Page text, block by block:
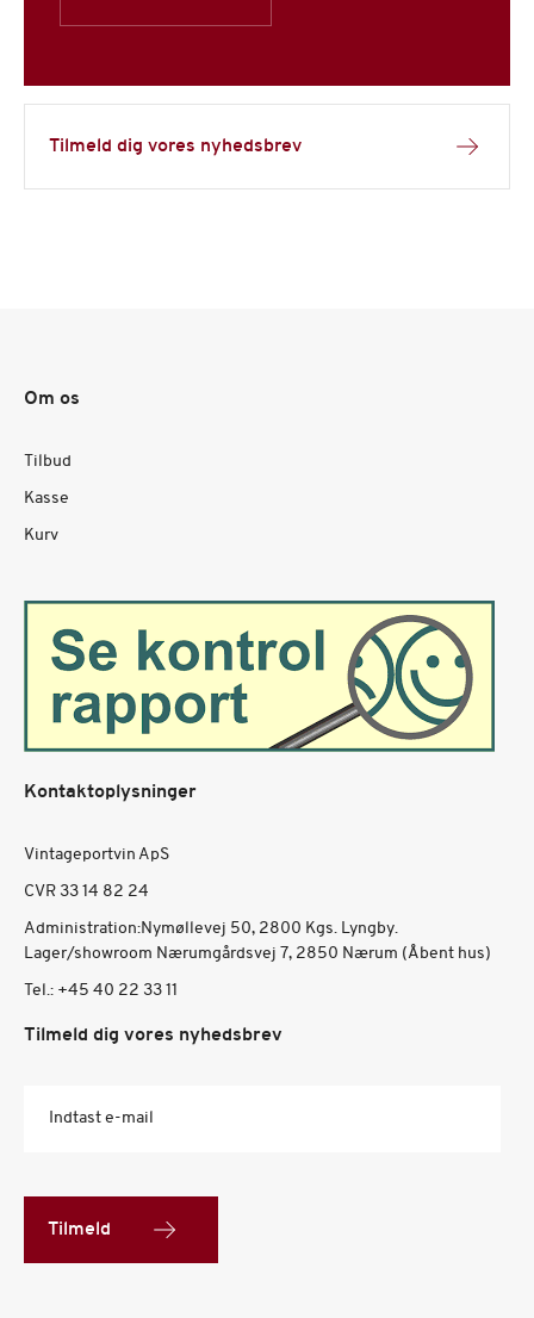
Tilmeld dig vores nyhedsbrev
Om os
Tilbud
Kasse
Kurv
Kontaktoplysninger
Vintageportvin ApS
CVR 33 14 82 24
Administration:Nymøllevej 50, 2800 Kgs. Lyngby.
Lager/showroom Nærumgårdsvej 7, 2850 Nærum (Åbent hus)
Tel.: +45 40 22 33 11
Tilmeld dig vores nyhedsbrev
Indtast e-mail
Tilmeld